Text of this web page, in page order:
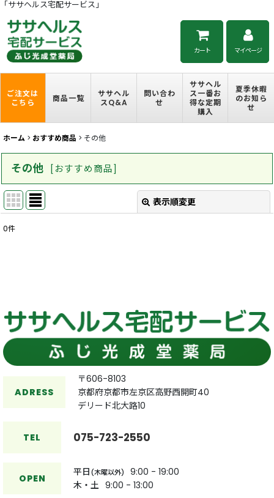
「ササヘルス宅配サービス」
カート マイページ
ご注文は
こちら
商品一覧
ササヘル
スQ&A
問い合わ
せ
ササヘル
ス一番お
得な定期
購入
夏季休暇
のお知ら
せ
ホーム > おすすめ商品 > その他
その他 [ おすすめ商品 ]
表示順変更
0件
ADRESS
〒606-8103
京都府京都市左京区高野西開町40
デリード北大路10
TEL 075-723-2550
OPEN
平日(木曜以外)
9:00 - 19:00
木・土 9:00 - 13:00